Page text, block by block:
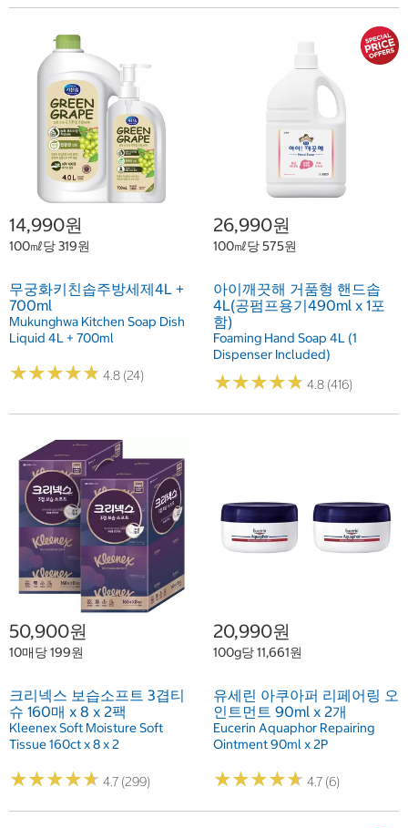
14,990원
100㎖당 319원
무궁화키친솝주방세제4L +
700ml
Mukunghwa Kitchen Soap Dish
Liquid 4L + 700ml
★★★★★
★★★★★ 4.8 (24)
26,990원
100㎖당 575원
아이깨끗해 거품형 핸드솝
4L(공펌프용기490ml x 1포
함)
Foaming Hand Soap 4L (1
Dispenser Included)
★★★★★
★★★★★ 4.8 (416)
50,900원
10매당 199원
크리넥스 보습소프트 3겹티
슈 160매 x 8 x 2팩
Kleenex Soft Moisture Soft
Tissue 160ct x 8 x 2
★★★★★
★★★★★ 4.7 (299)
20,990원
100g당 11,661원
유세린 아쿠아퍼 리페어링 오
인트먼트 90ml x 2개
Eucerin Aquaphor Repairing
Ointment 90ml x 2P
★★★★★
★★★★★ 4.7 (6)